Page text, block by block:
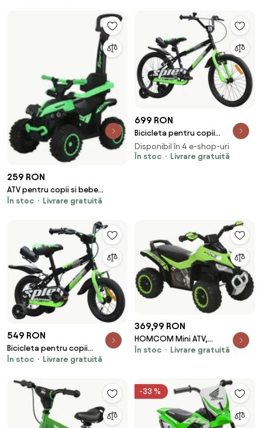
259 RON
ATV pentru copii si bebe
NOVOKIDS™ Little Beast, Cu
impins pentru parinti detasabil,
Functie trotineta fara pedale,
În stoc Livrare gratuită
699 RON
Bicicleta pentru copii
NOVOKIDS™ Splend'Or Boom
PRO Edition, Cu bidon pentru
Disponibil în 4 e-shop-uri
În stoc
Livrare gratuită
549 RON
Bicicleta pentru copii
NOVOKIDS™ Splend'Or Boom
apa, Roti 12" inch, Maxim 50 kg,
Cadru din otel, Roti ajutatoare
În stoc Livrare gratuită
369,99 RON
HOMCOM Mini ATV,
Motocicletă pentru Copii 18-36
Verde | Aosom Romania
În stoc Livrare gratuită
-33 %